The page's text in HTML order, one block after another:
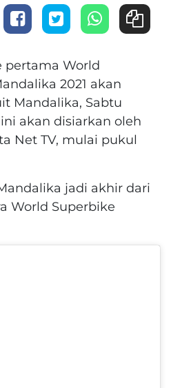
pertama World
2021 akan
Mandalika, Sabtu
ini akan disiarkan oleh
Net TV, mulai pukul
jadi akhir dari
World Superbike